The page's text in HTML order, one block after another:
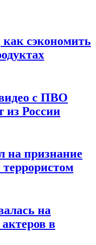
как сэкономить
с ПВО
из России
на признание
террористом
на
в